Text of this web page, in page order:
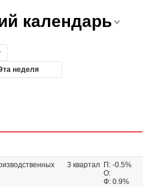
календарь
неделя
3 квартал П: -0.5%
О:
Ф: 0.9%